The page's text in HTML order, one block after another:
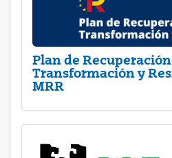
Plan de Recuperación
Transformación y
MRR